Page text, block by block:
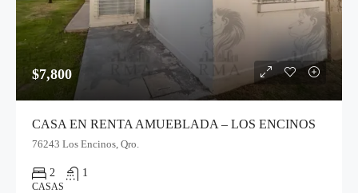
$7,800
CASA EN RENTA AMUEBLADA – LOS ENCINOS
76243 Los Encinos, Qro.
2 1
CASAS